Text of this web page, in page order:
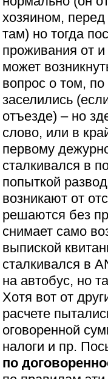
хозяином,
там) но тогда
проживания от
может
вопрос о том,
заселились
отъезде) – но
слово, или в
первому
сталкивался в
попыткой
возникают от
решаются без
снимает само
выпиской
сталкивался в
на автобус, но
Хотя вот от
расчете
оговоренной
налоги и пр.
по